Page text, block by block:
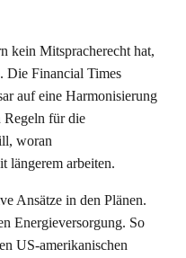
kein Mitspracherecht hat,
Die Financial Times
auf eine Harmonisierung
Regeln für die
woran
längerem arbeiten.
Ansätze in den Plänen.
Energieversorgung. So
US-amerikanischen